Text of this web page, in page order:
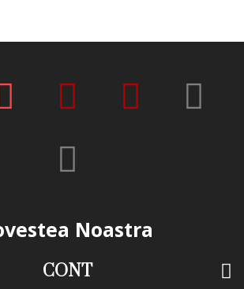
Noastra
CONT